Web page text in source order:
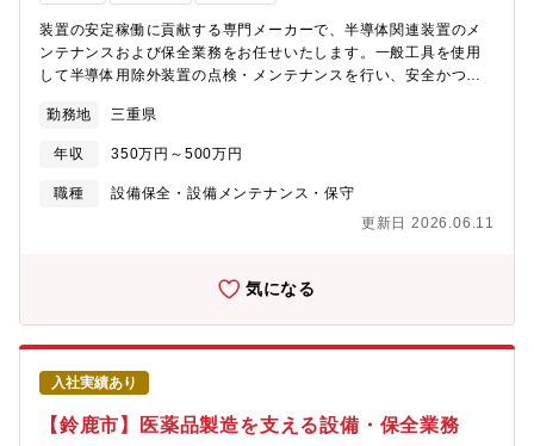
装置の安定稼働に貢献する専門メーカーで、半導体関連装置のメ
ンテナンスおよび保全業務をお任せいたします。一般工具を使用
して半導体用除外装置の点検・メンテナンスを行い、安全かつ安
のメンテナンス・保全作業装置の状態を確認し、不具合の予防や
修理対応を行います。②一般工具を使用した部品の調整・交換作
業ドライバーやレンチなどの基本的な工具を使い、装置を整備し
ます。③装置の点検・動作確認メンテナンス後に、装置が正常に
勤務地 三重県
年収 350万円～500万円
職種
設備保全・設備メンテナンス・保守
更新日 2026.06.11
気になる
入社実績あり
【鈴鹿市】医薬品製造を支える設備・保全業務